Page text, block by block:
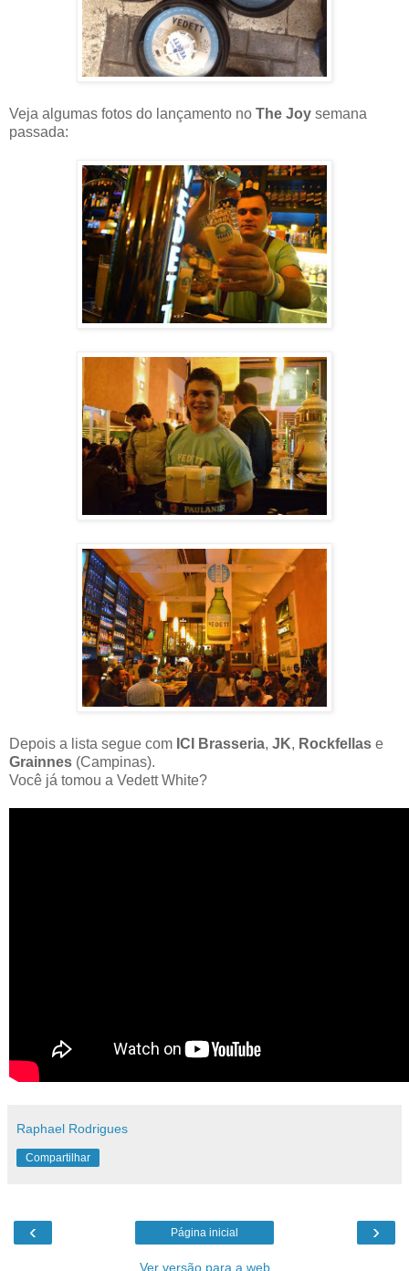
Veja algumas fotos do lançamento no The Joy semana
passada:
Depois a lista segue com ICI Brasseria, JK, Rockfellas e
Grainnes (Campinas).
Você já tomou a Vedett White?
Raphael Rodrigues
Compartilhar
‹ ›
Página inicial
Ver versão para a web